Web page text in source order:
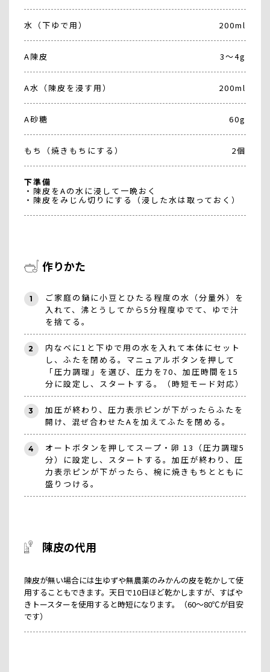
水（下ゆで用） 200ml
A陳皮 3～4g
A水（陳皮を浸す用） 200ml
A砂糖 60g
もち（焼きもちにする） 2個
下準備
・陳皮をAの水に浸して一晩おく
・陳皮をみじん切りにする（浸した水は取っておく）
作りかた
1
ご家庭の鍋に小豆とひたる程度の水（分量外）を
入れて、沸とうしてから5分程度ゆでて、ゆで汁
を捨てる。
2
内なべに1と下ゆで用の水を入れて本体にセット
し、ふたを閉める。マニュアルボタンを押して
「圧力調理」を選び、圧力を70、加圧時間を15
分に設定し、スタートする。（時短モード対応）
3
加圧が終わり、圧力表示ピンが下がったらふたを
開け、混ぜ合わせたAを加えてふたを閉める。
4
オートボタンを押してスープ・卵 13（圧力調理5
分）に設定し、スタートする。加圧が終わり、圧
力表示ピンが下がったら、椀に焼きもちとともに
盛りつける。
陳皮の代用
陳皮が無い場合には生ゆずや無農薬のみかんの皮を乾かして使
用することもできます。天日で10日ほど乾かしますが、すばや
きトースターを使用すると時短になります。（60～80℃が目安
です）